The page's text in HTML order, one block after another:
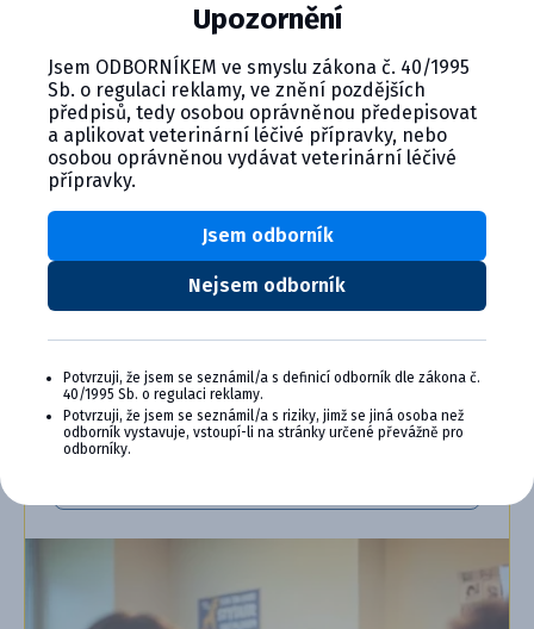
CYMEDICA PLUS: VERNOSŤ, KTORÁ
SA VYPLÁCA
Zapojte sa do vernostného programu Cymedica
Plus a získajte ďalšie bonusy pre svoju
veterinárnu prax, vzdelávanie a pohodu.
Výhody členstva v Cymedica Plus:
webové semináre a ďalšie
Chcem sa pripojiť
Upozornění
Jsem ODBORNÍKEM ve smyslu zákona č. 40/1995
Sb. o regulaci reklamy, ve znění pozdějších
předpisů, tedy osobou oprávněnou předepisovat
a aplikovat veterinární léčivé přípravky, nebo
osobou oprávněnou vydávat veterinární léčivé
přípravky.
Nejsem odborník
Jsem odborník
Potvrzuji, že jsem se seznámil/a s definicí odborník dle zákona č.
40/1995 Sb. o regulaci reklamy.
Potvrzuji, že jsem se seznámil/a s riziky, jimž se jiná osoba než
odborník vystavuje, vstoupí-li na stránky určené převážně pro
odborníky.